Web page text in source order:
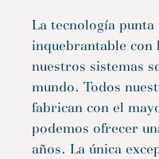
La tecnología
inquebrantable con
nuestros sistemas
mundo. Todos
fabrican con el
podemos ofrecer
años. La única